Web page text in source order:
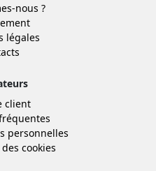
nous ?
légales
client
personnelles
cookies